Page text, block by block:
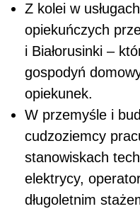
Z kolei w
opiekuńczych
i Białorusinki –
gospodyń
opiekunek.
W przemyśle i
cudzoziemcy
stanowiskach
elektrycy,
długoletnim